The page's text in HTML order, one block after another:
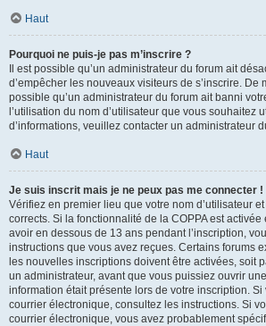
Haut
Pourquoi ne puis-je pas m’inscrire ?
Il est possible qu’un administrateur du forum ait
d’empêcher les nouveaux visiteurs de s’inscrire. De
possible qu’un administrateur du forum ait banni
l’utilisation du nom d’utilisateur que vous souhaitez
d’informations, veuillez contacter un administrateur
Haut
Je suis inscrit mais je ne peux pas me connecter !
Vérifiez en premier lieu que votre nom d’utilisateur
corrects. Si la fonctionnalité de la COPPA est
avoir en dessous de 13 ans pendant l’inscription,
instructions que vous avez reçues. Certains forums
les nouvelles inscriptions doivent être activées, soit
un administrateur, avant que vous puissiez ouvrir
information était présente lors de votre inscription. Si
courrier électronique, consultez les instructions. Si
courrier électronique, vous avez probablement